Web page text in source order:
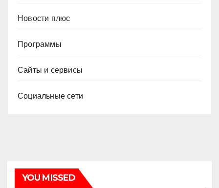
Новости плюс
Программы
Сайты и сервисы
Социальные сети
YOU MISSED